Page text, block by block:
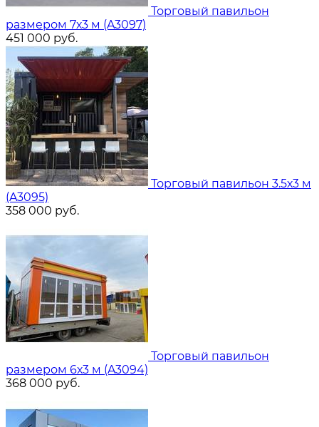
Торговый павильон
размером 7х3 м (A3097)
451 000 руб.
Торговый павильон 3.5х3 м
(A3095)
358 000 руб.
Торговый павильон
размером 6х3 м (A3094)
368 000 руб.